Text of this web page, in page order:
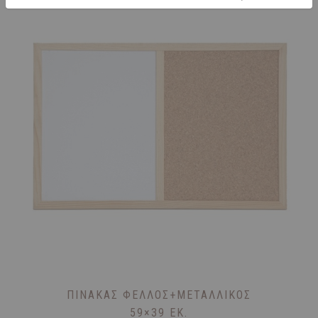
ΠΊΝΑΚΑΣ ΦΕΛΛΌΣ+ΜΕΤΑΛΛΙΚΌΣ
59×39 ΕΚ.